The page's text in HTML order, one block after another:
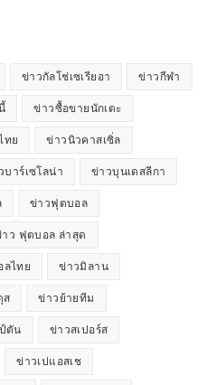
ข่าวกัลโช่เซเรียอา ข่าวกีฬา
ข่าวซื้อขายนักเตะ
ทย ข่าวนิวคาสเซิ่ล
บาร์เซโลน่า ข่าวบุนเดสลีกา
ข่าวฟุตบอล
ว ฟุตบอล ล่าสุด
ไทย ข่าวมิลาน
ส ข่าวย้ายทีม
ตัน ข่าวสเปอร์ส
ข่าวเปแอสเช